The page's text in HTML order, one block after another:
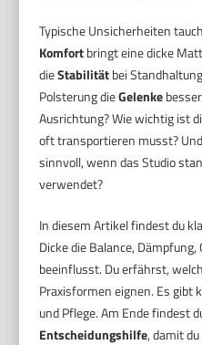
Typische Unsicherheiten
Komfortbringt eine dicke
dieStabilitätbei
Polsterung dieGelenke
Ausrichtung? Wie wichtig ist
oft transportieren musst?
sinnvoll, wenn das Studio
verwendet?
In diesem Artikel findest du
Dicke die Balance,
beeinflusst. Du erfährst,
Praxisformen eignen. Es gibt
und Pflege. Am Ende findest
Entscheidungshilfe, damit